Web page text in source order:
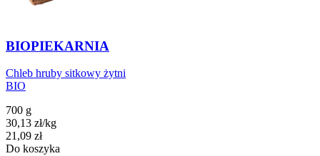
BIOPIEKARNIA
Chleb hruby sitkowy żytni
BIO
700 g
30,13 zł/kg
Cena
21,09 zł
Do koszyka